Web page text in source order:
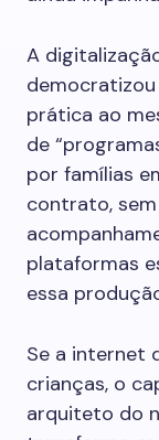
A
prática ao
de
por famílias
contrato,
plataformas
essa
Se a internet
crianças, o
arquiteto do